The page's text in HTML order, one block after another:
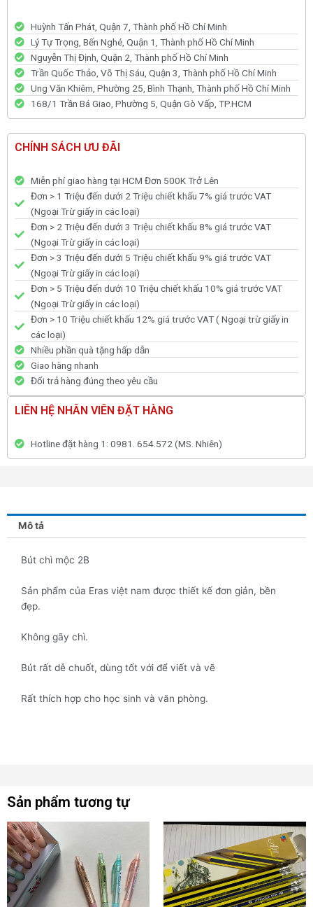
Huỳnh Tấn Phát, Quận 7, Thành phố Hồ Chí Minh
Lý Tự Trọng, Bến Nghé, Quận 1, Thành phố Hồ Chí Minh
Nguyễn Thị Định, Quận 2, Thành phố Hồ Chí Minh
Trần Quốc Thảo, Võ Thị Sáu, Quận 3, Thành phố Hồ Chí Minh
Ung Văn Khiêm, Phường 25, Bình Thạnh, Thành phố Hồ Chí Minh
168/1 Trần Bá Giao, Phường 5, Quận Gò Vấp, TP.HCM
CHÍNH SÁCH ƯU ĐÃI
Miễn phí giao hàng tại HCM Đơn 500K Trở Lên
Đơn > 1 Triệu đến dưới 2 Triệu chiết khấu 7% giá trước VAT
(Ngoại Trừ giấy in các loại)
Đơn > 2 Triệu đến dưới 3 Triệu chiết khấu 8% giá trước VAT
(Ngoại Trừ giấy in các loại)
Đơn > 3 Triệu đến dưới 5 Triệu chiết khấu 9% giá trước VAT
(Ngoại Trừ giấy in các loại)
Đơn > 5 Triệu đến dưới 10 Triệu chiết khấu 10% giá trước VAT
(Ngoại Trừ giấy in các loại)
Đơn > 10 Triệu chiết khấu 12% giá trước VAT ( Ngoại trừ giấy in
các loại)
Nhiều phần quà tặng hấp dẫn
Giao hàng nhanh
Đổi trả hàng đúng theo yêu cầu
LIÊN HỆ NHÂN VIÊN ĐẶT HÀNG
Hotline đặt hàng 1: 0981. 654.572 (MS. Nhiên)
Mô tả
Bút chì mộc 2B
Sản phẩm của Eras việt nam được thiết kế đơn giản, bền
đẹp.
Không gãy chì.
Bút rất dễ chuốt, dùng tốt với để viết và vẽ
Rất thích hợp cho học sinh và văn phòng.
Sản phẩm tương tự